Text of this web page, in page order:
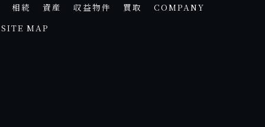
相続 資産 収益物件 買取
COMPANY
SITE MAP